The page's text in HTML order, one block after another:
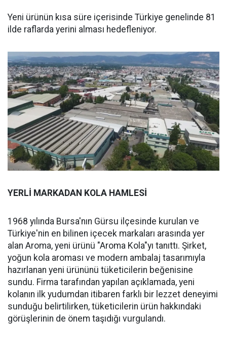
Yeni ürünün kısa süre içerisinde Türkiye genelinde 81
ilde raflarda yerini alması hedefleniyor.
YERLİ MARKADAN KOLA HAMLESİ
1968 yılında Bursa'nın Gürsu ilçesinde kurulan ve
Türkiye'nin en bilinen içecek markaları arasında yer
alan Aroma, yeni ürünü "Aroma Kola"yı tanıttı. Şirket,
yoğun kola aroması ve modern ambalaj tasarımıyla
hazırlanan yeni ürününü tüketicilerin beğenisine
sundu. Firma tarafından yapılan açıklamada, yeni
kolanın ilk yudumdan itibaren farklı bir lezzet deneyimi
sunduğu belirtilirken, tüketicilerin ürün hakkındaki
görüşlerinin de önem taşıdığı vurgulandı.